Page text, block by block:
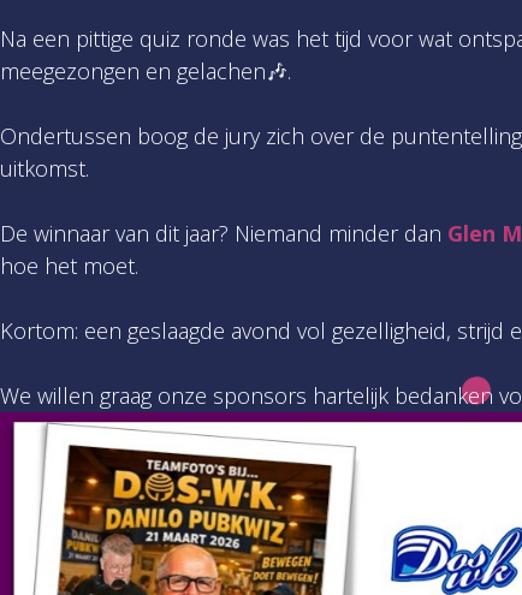
Na een pittige quiz ronde was het tijd voor wat
meegezongen en gelachen🎶.
Ondertussen boog de jury zich over de
uitkomst.
De winnaar van dit jaar? Niemand minder dan Glen
hoe het moet.
Kortom: een geslaagde avond vol gezelligheid, strijd
We willen graag onze sponsors hartelijk bedanken